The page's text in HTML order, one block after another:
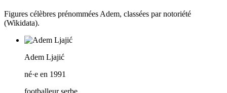
Figures célèbres prénommées Adem, classées par notoriété
(Wikidata).
Adem Ljajić
né·e en 1991